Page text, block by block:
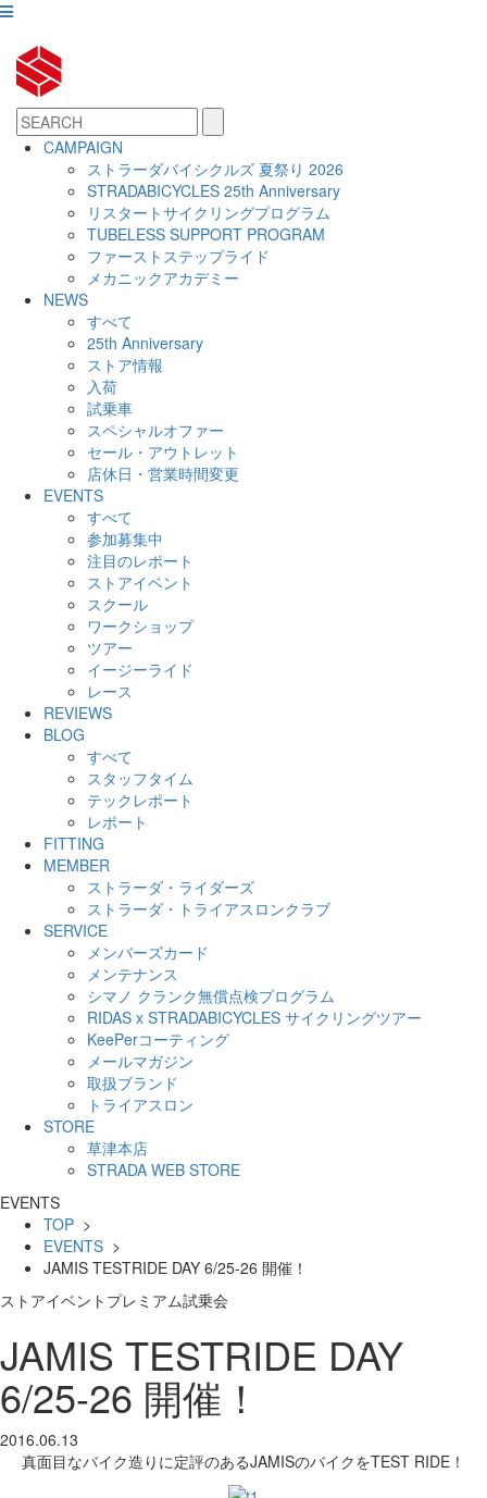
CAMPAIGN
ストラーダバイシクルズ 夏祭り 2026
STRADABICYCLES 25th Anniversary
リスタートサイクリングプログラム
TUBELESS SUPPORT PROGRAM
ファーストステップライド
メカニックアカデミー
NEWS
すべて
25th Anniversary
ストア情報
入荷
試乗車
スペシャルオファー
セール・アウトレット
店休日・営業時間変更
EVENTS
すべて
参加募集中
注目のレポート
ストアイベント
スクール
ワークショップ
ツアー
イージーライド
レース
REVIEWS
BLOG
すべて
スタッフタイム
テックレポート
レポート
FITTING
MEMBER
ストラーダ・ライダーズ
ストラーダ・トライアスロンクラブ
SERVICE
メンバーズカード
メンテナンス
シマノ クランク無償点検プログラム
RIDAS x STRADABICYCLES サイクリングツアー
KeePerコーティング
メールマガジン
取扱ブランド
トライアスロン
STORE
草津本店
STRADA WEB STORE
EVENTS
TOP >
EVENTS >
JAMIS TESTRIDE DAY 6/25-26 開催！
ストアイベント プレミアム試乗会
JAMIS TESTRIDE DAY
6/25-26 開催！
2016.06.13
真面目なバイク造りに定評のあるJAMISのバイクをTEST RIDE！